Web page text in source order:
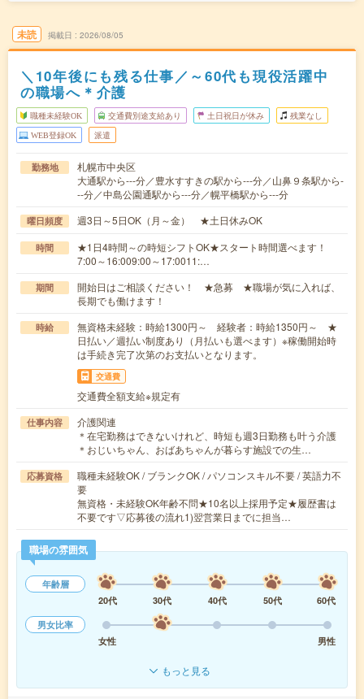
未読 掲載日 2026/08/05
＼10年後にも残る仕事／～60代も現役活躍中
の職場へ＊介護
職種未経験OK 交通費別途支給あり 土日祝日が休み 残業なし
WEB登録OK 派遣
勤務地
札幌市中央区
大通駅から---分／豊水すすきの駅から---分／山鼻９条駅から-
--分／中島公園通駅から---分／幌平橋駅から---分
曜日頻度 週3日～5日OK（月～金） ★土日休みOK
時間
★1日4時間～の時短シフトOK★スタート時間選べます！
7:00～16:009:00～17:0011:…
期間
開始日はご相談ください！ ★急募 ★職場が気に入れば、
長期でも働けます！
時給
無資格未経験：時給1300円～ 経験者：時給1350円～ ★
日払い／週払い制度あり（月払いも選べます）※稼働開始時
は手続き完了次第のお支払いとなります。
交通費
交通費全額支給※規定有
仕事内容
介護関連
＊在宅勤務はできないけれど、時短も週3日勤務も叶う介護
＊おじいちゃん、おばあちゃんが暮らす施設での生…
応募資格
職種未経験OK / ブランクOK / パソコンスキル不要 / 英語力不
要
無資格・未経験OK年齢不問★10名以上採用予定★履歴書は
不要です▽応募後の流れ1)翌営業日までに担当…
職場の雰囲気
年齢層
20代
30代 40代 50代
60代
男女比率
女性
男性
もっと見る